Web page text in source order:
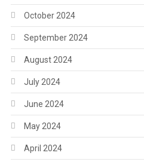
October 2024
September 2024
August 2024
July 2024
June 2024
May 2024
April 2024